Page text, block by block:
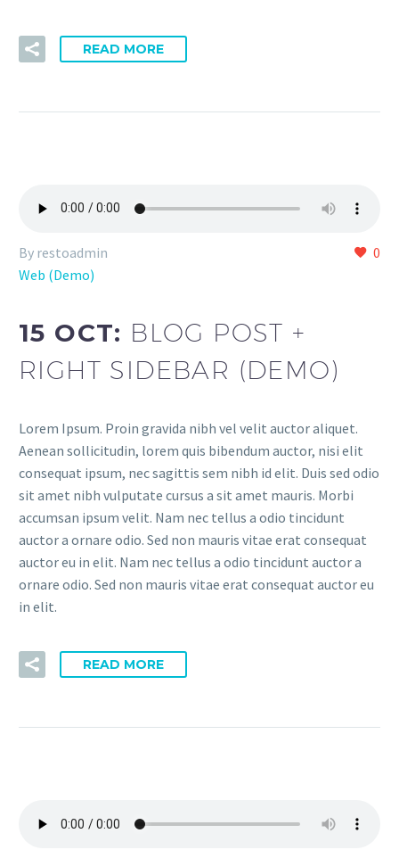
READ MORE
0
By restoadmin
Web (Demo)
15 OCT: BLOG POST +
RIGHT SIDEBAR (DEMO)
Lorem Ipsum. Proin gravida nibh vel velit auctor aliquet.
Aenean sollicitudin, lorem quis bibendum auctor, nisi elit
consequat ipsum, nec sagittis sem nibh id elit. Duis sed odio
sit amet nibh vulputate cursus a sit amet mauris. Morbi
accumsan ipsum velit. Nam nec tellus a odio tincidunt
auctor a ornare odio. Sed non mauris vitae erat consequat
auctor eu in elit. Nam nec tellus a odio tincidunt auctor a
ornare odio. Sed non mauris vitae erat consequat auctor eu
in elit.
READ MORE